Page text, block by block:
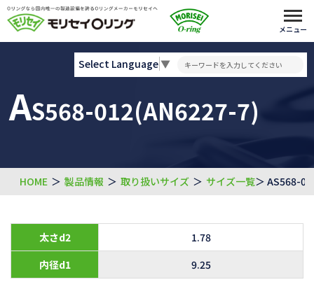
メニュー
AS568-012(AN6227-7)
Select Language▼
HOME ＞ 製品情報 ＞ 取り扱いサイズ ＞ サイズ一覧＞ AS568-
太さd2
1.78
内径d1
9.25